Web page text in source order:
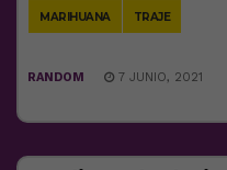
MARIHUANA TRAJE
RANDOM 7 JUNIO, 2021